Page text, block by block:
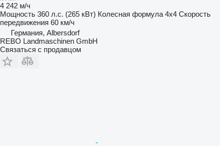
4 242 м/ч
Мощность 360 л.с. (265 кВт) Колесная формула 4x4 Скорость
передвижения 60 км/ч
Германия, Albersdorf
REBO Landmaschinen GmbH
Связаться с продавцом